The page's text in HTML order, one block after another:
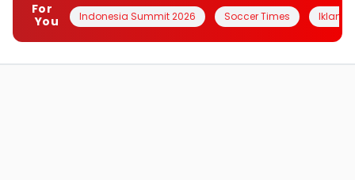
For
You
Indonesia Summit 2026 Soccer Times Iklanin